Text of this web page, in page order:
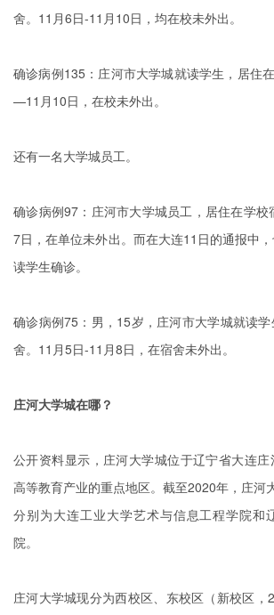
舍。11月6日-11月10日，均在校未外出。
确诊病例135：庄河市大学城就读学生，居住
—11月10日，在校未外出。
还有一名大学城员工。
确诊病例97：庄河市大学城员工，居住在学校
7日，在单位未外出。而在大连11日的通报中
读学生确诊。
确诊病例75：男，15岁，庄河市大学城就读
舍。11月5日-11月8日，在宿舍未外出。
庄河大学城在哪？
公开资料显示，庄河大学城位于辽宁省大连
高等教育产业的重点地区。截至2020年，庄河
分别为大连工业大学艺术与信息工程学院和
院。
庄河大学城现分为西校区、东校区（新校区，